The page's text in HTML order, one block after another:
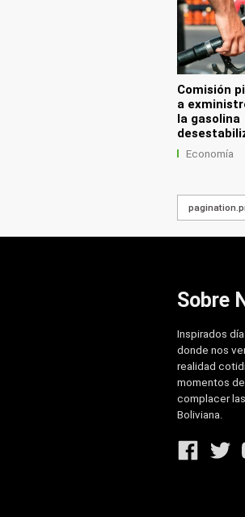
Comisión
a
la gasolina
Economía
Sobre
Inspirados
donde nos
realidad
momentos
complacer
Boliviana.